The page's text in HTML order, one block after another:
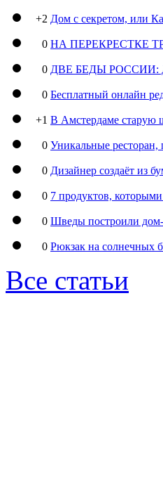
+2 Дом с секретом, или
0 НА ПЕРЕКРЕСТКЕ
0 ДВЕ БЕДЫ
0 Бесплатный онлайн
+1 В Амстердаме старую
0 Уникальные ресторан,
0 Дизайнер создаёт из
0 7 продуктов,
0 Шведы построили дом-
0 Рюкзак на солнечных
Все статьи